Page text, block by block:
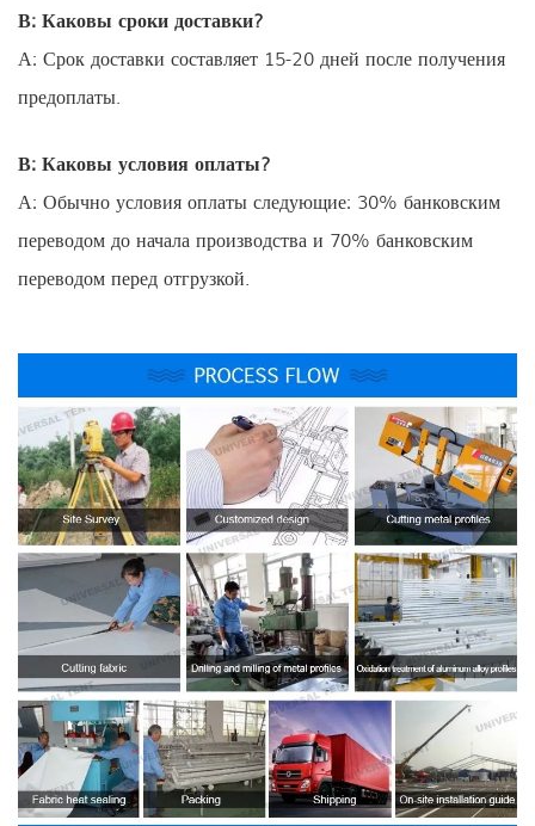
В: Каковы сроки доставки?
А: Срок доставки составляет 15-20 дней после получения
предоплаты.
В: Каковы условия оплаты?
А: Обычно условия оплаты следующие: 30% банковским
переводом до начала производства и 70% банковским
переводом перед отгрузкой.